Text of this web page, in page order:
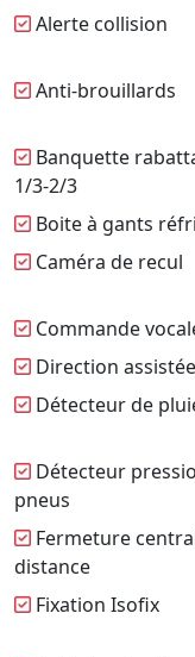
Alerte collision
Anti-brouillards
Banquette
1/3-2/3
Boite à gants
Caméra de recul
Commande
Direction assistée
Détecteur de
Détecteur
pneus
Fermeture
distance
Fixation Isofix